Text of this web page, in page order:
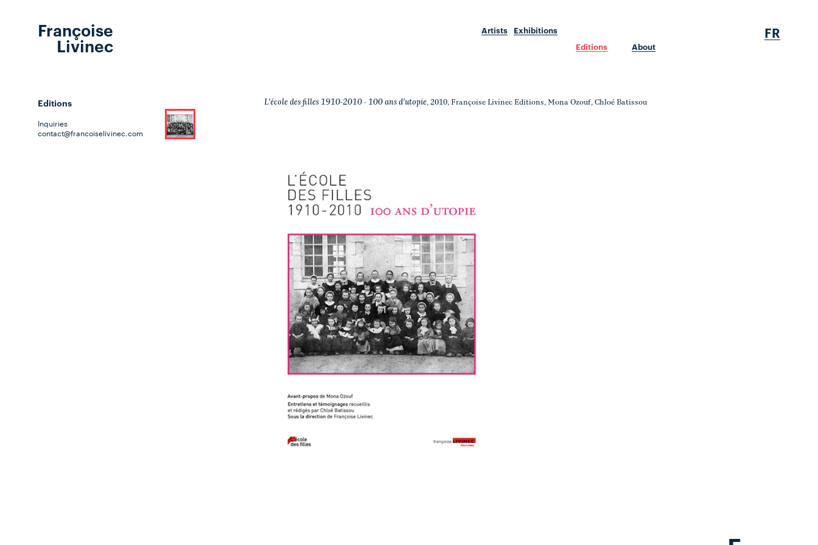
Françoise
Livinec
Artists
Exhibitions
Editions
About
FR
Editions
Inquiries
contact@francoiselivinec.com
L'école des filles 1910-2010 - 100 ans d'utopie, 2010, Françoise Livinec Editions, Mona Ozouf, Chloé Batissou